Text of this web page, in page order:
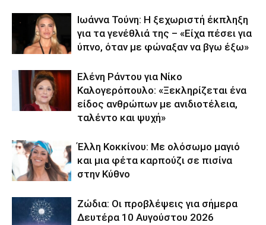
Ιωάννα Τούνη: Η ξεχωριστή έκπληξη
για τα γενέθλιά της – «Είχα πέσει για
ύπνο, όταν με φώναξαν να βγω έξω»
Ελένη Ράντου για Νίκο
Καλογερόπουλο: «Ξεκληρίζεται ένα
είδος ανθρώπων με ανιδιοτέλεια,
ταλέντο και ψυχή»
Έλλη Κοκκίνου: Με ολόσωμο μαγιό
και μια φέτα καρπούζι σε πισίνα
στην Κύθνο
Ζώδια: Οι προβλέψεις για σήμερα
Δευτέρα 10 Αυγούστου 2026